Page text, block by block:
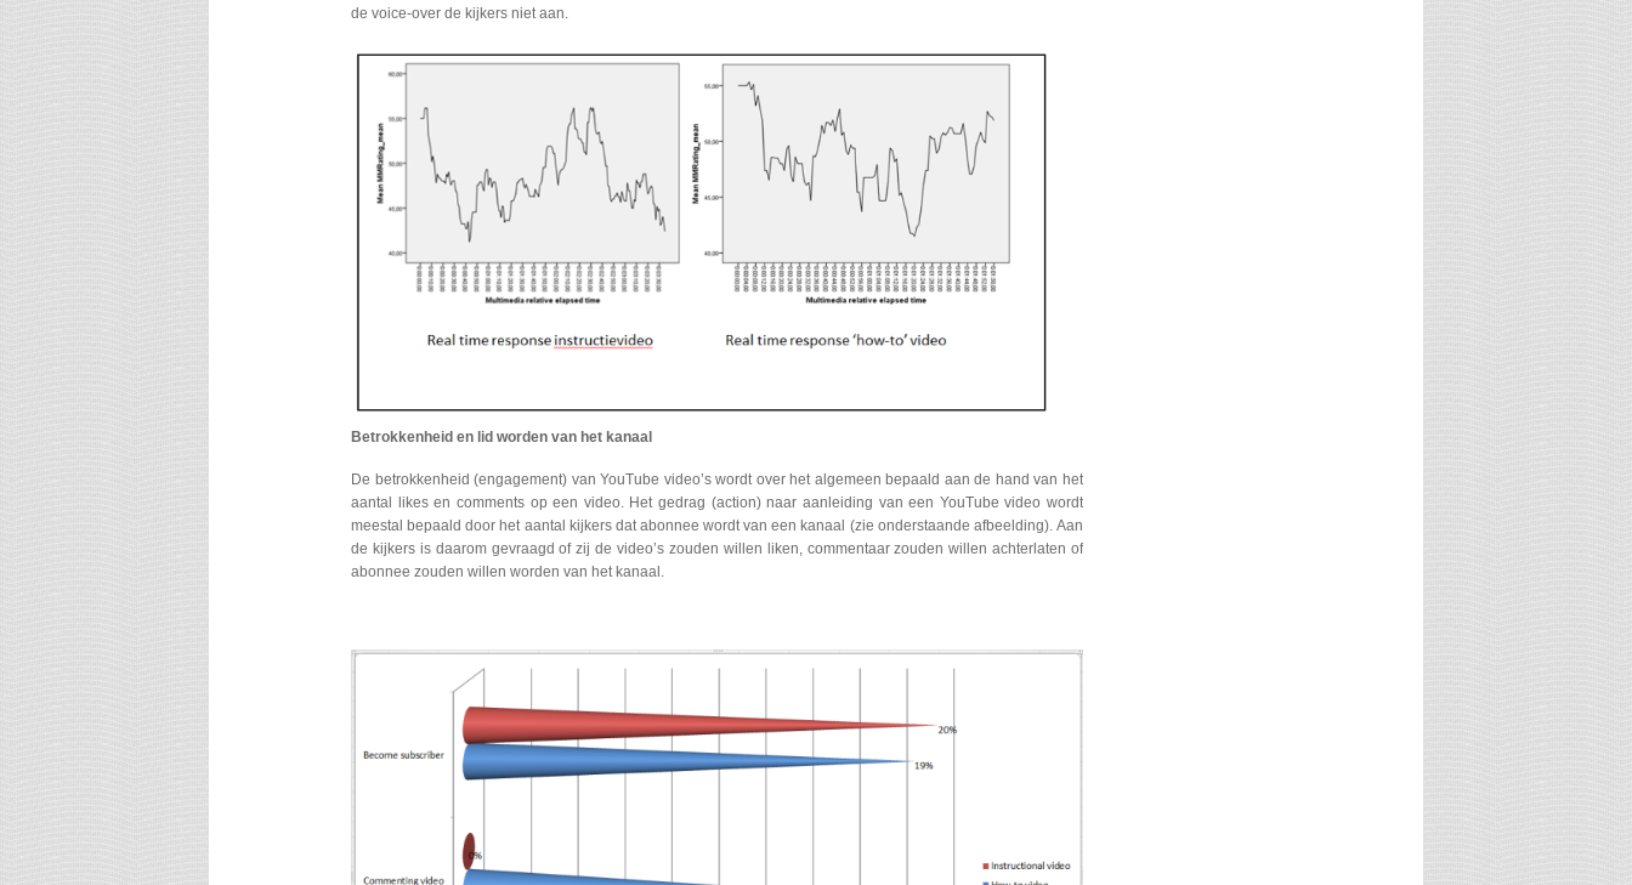
de voice-over de kijkers niet aan.
Betrokkenheid en lid worden van het kanaal
De betrokkenheid (engagement) van YouTube video’s wordt over het algemeen bepaald aan de hand van het
aantal likes en comments op een video. Het gedrag (action) naar aanleiding van een YouTube video wordt
meestal bepaald door het aantal kijkers dat abonnee wordt van een kanaal (zie onderstaande afbeelding). Aan
de kijkers is daarom gevraagd of zij de video’s zouden willen liken, commentaar zouden willen achterlaten of
abonnee zouden willen worden van het kanaal.